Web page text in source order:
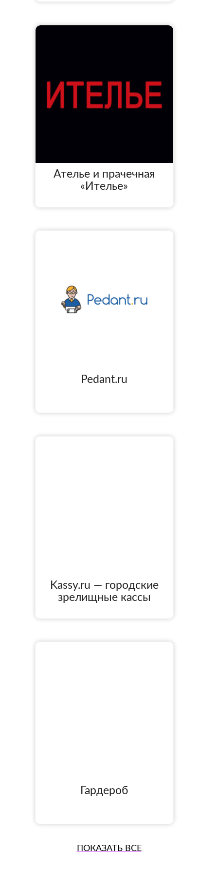
Ателье и прачечная
«Ителье»
Pedant.ru
Kassy.ru — городские
зрелищные кассы
Гардероб
ПОКАЗАТЬ ВСЕ